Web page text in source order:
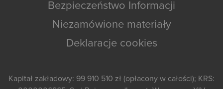
Bezpieczeństwo Informacji
Niezamówione materiały
Deklaracje cookies
Kapitał zakładowy: 99 910 510 zł (opłacony w całości); KRS: